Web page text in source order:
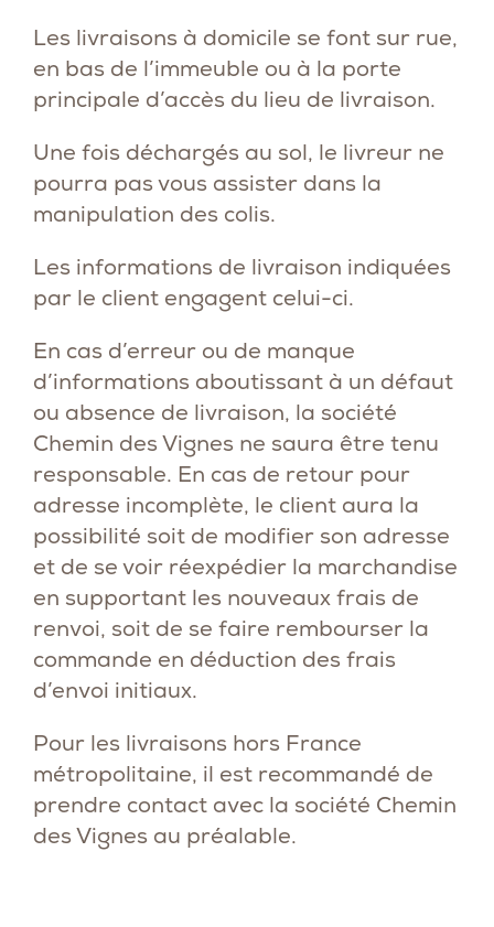
Les livraisons à domicile se font sur rue,
en bas de l’immeuble ou à la porte
principale d’accès du lieu de livraison.
Une fois déchargés au sol, le livreur ne
pourra pas vous assister dans la
manipulation des colis.
Les informations de livraison indiquées
par le client engagent celui-ci.
En cas d’erreur ou de manque
d’informations aboutissant à un défaut
ou absence de livraison, la société
Chemin des Vignes ne saura être tenu
responsable. En cas de retour pour
adresse incomplète, le client aura la
possibilité soit de modifier son adresse
et de se voir réexpédier la marchandise
en supportant les nouveaux frais de
renvoi, soit de se faire rembourser la
commande en déduction des frais
d’envoi initiaux.
Pour les livraisons hors France
métropolitaine, il est recommandé de
prendre contact avec la société Chemin
des Vignes au préalable.